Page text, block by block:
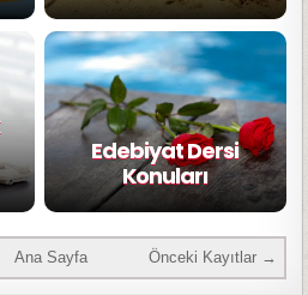
Edebiyat Dersi
Konuları
Önceki Kayıtlar →
Ana Sayfa